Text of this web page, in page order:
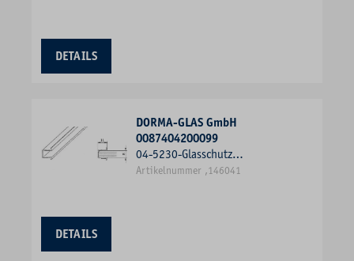
DETAILS
DORMA-GLAS GmbH
0087404200099
04-5230-Glasschutz
11mmx2000mm
Artikelnummer ,146041
DETAILS